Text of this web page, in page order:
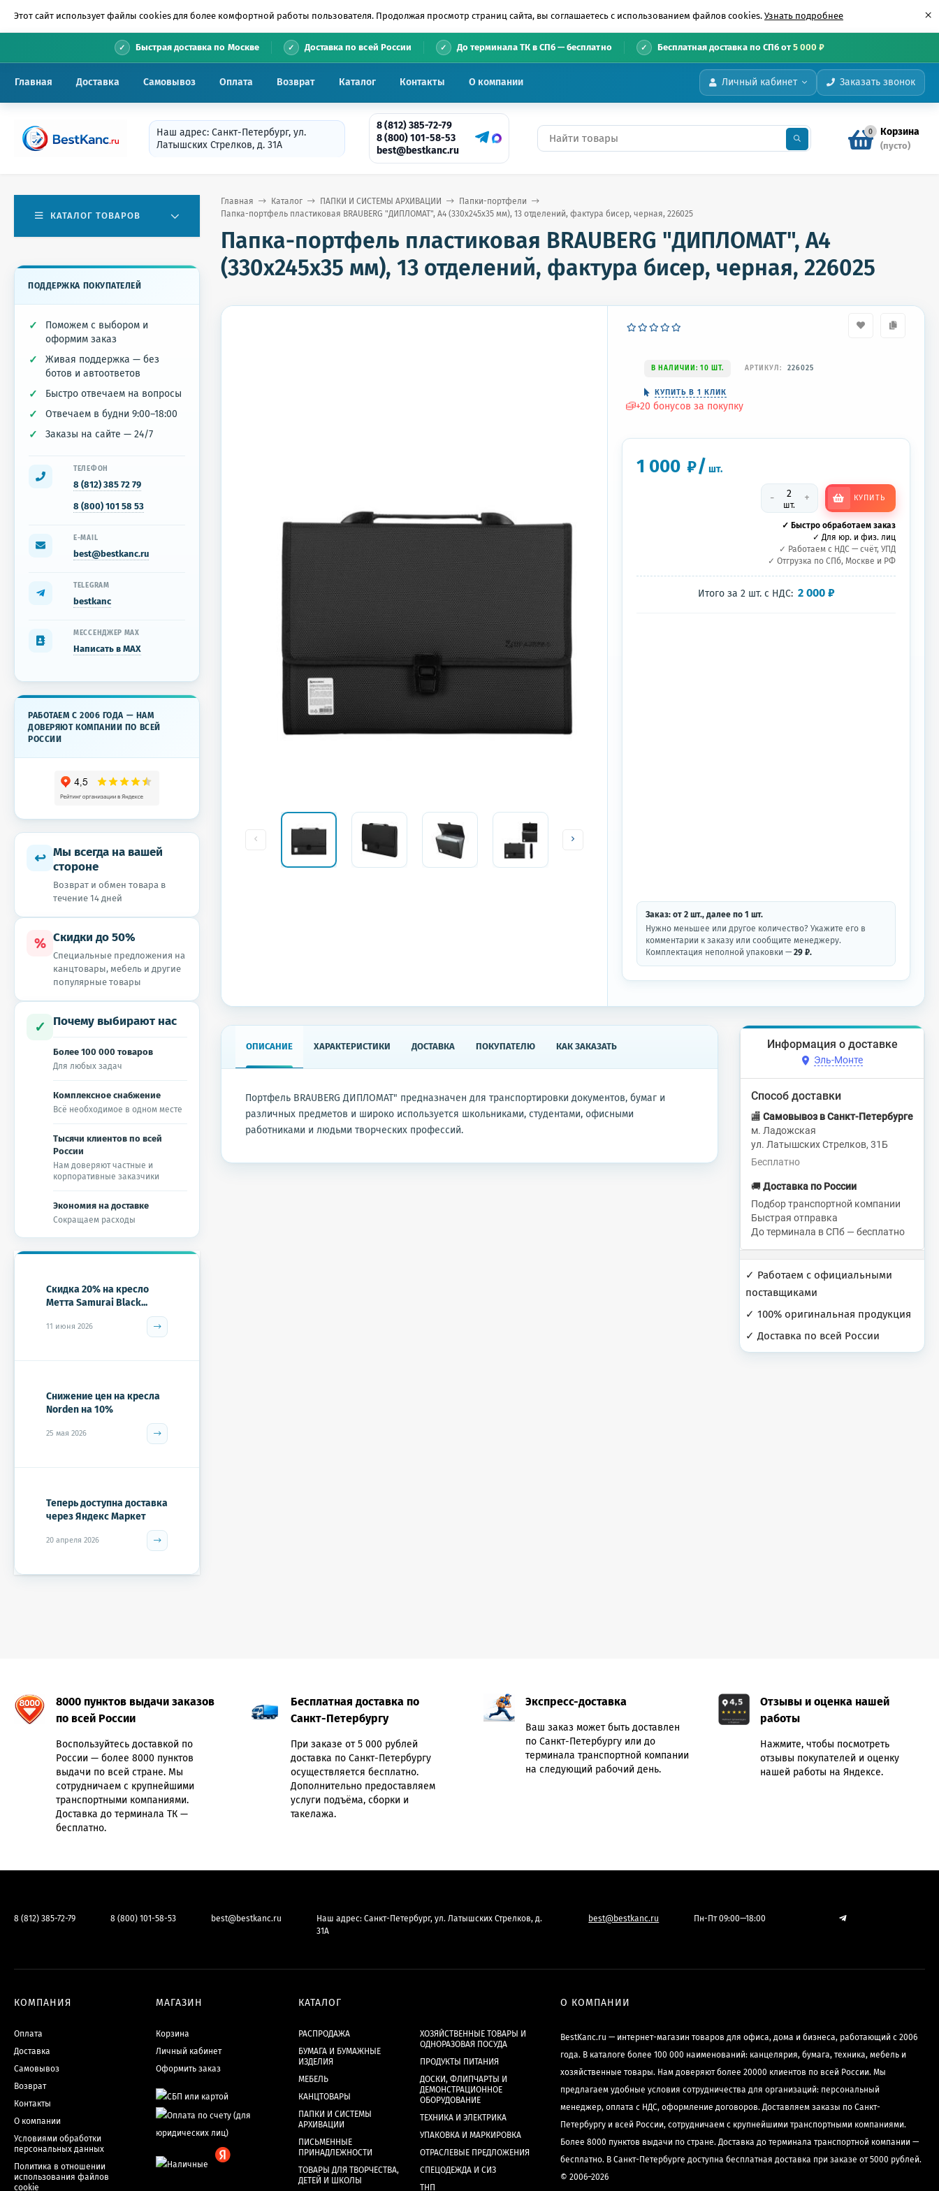
Этот сайт использует файлы cookies для более комфортной работы пользователя. Продолжая просмотр страниц сайта, вы соглашаетесь с использованием файлов cookies. Узнать подробнее ×
Быстрая доставка по Москве Доставка по всей России До терминала ТК в СПб — бесплатно Бесплатная доставка по СПб от5 000 ₽
Личный кабинет Заказать звонок
Главная Доставка Самовывоз Оплата Возврат Каталог Контакты О компании
Наш адрес: Санкт-Петербург, ул.
Латышских Стрелков, д. 31А
8 (812) 385-72-79
8 (800) 101-58-53
best@bestkanc.ru
0 Корзина
(пусто)
Главная Каталог ПАПКИ И СИСТЕМЫ АРХИВАЦИИ
Папки-портфели
Папка-портфель пластиковая BRAUBERG "ДИПЛОМАТ", А4 (330х245х35 мм), 13 отделений, фактура бисер, черная, 226025
Папка-портфель пластиковая BRAUBERG "ДИПЛОМАТ", А4
(330х245х35 мм), 13 отделений, фактура бисер, черная, 226025
В НАЛИЧИИ: 10 ШТ. АРТИКУЛ: 226025
КУПИТЬ В 1 КЛИК
+20 бонусов за покупку
1 000 ₽/ шт.
-
шт.
+ КУПИТЬ
✓ Быстро обработаем заказ
✓ Для юр. и физ. лиц
✓ Работаем с НДС — счёт, УПД
✓ Отгрузка по СПб, Москве и РФ
Итого за 2 шт.с НДС: 2 000 ₽
Заказ: от2 шт., далее по1 шт.
Нужно меньшее или другое количество? Укажите его в
комментарии к заказу или сообщите менеджеру.
Комплектация неполной упаковки —29 ₽.
ОПИСАНИЕ ХАРАКТЕРИСТИКИ ДОСТАВКА ПОКУПАТЕЛЮ КАК ЗАКАЗАТЬ
Портфель BRAUBERG ДИПЛОМАТ" предназначен для транспортировки документов, бумаг и
различных предметов и широко используется школьниками, студентами, офисными
работниками и людьми творческих профессий.
Информация о доставке
Эль-Монте
Способ доставки
🏬 Самовывоз в Санкт-Петербурге
м. Ладожская
ул. Латышских Стрелков, 31Б
Бесплатно
🚚 Доставка по России
Подбор транспортной компании
Быстрая отправка
До терминала в СПб — бесплатно
✓ Работаем с официальными
поставщиками
✓ 100% оригинальная продукция
✓ Доставка по всей России
КАТАЛОГ ТОВАРОВ
ПОДДЕРЖКА ПОКУПАТЕЛЕЙ
Поможем с выбором и
оформим заказ
Живая поддержка — без
ботов и автоответов
Быстро отвечаем на вопросы
Отвечаем в будни 9:00–18:00
Заказы на сайте — 24/7
ТЕЛЕФОН
8 (812) 385 72 79
8 (800) 101 58 53
E-MAIL
best@bestkanc.ru
TELEGRAM
bestkanc
МЕССЕНДЖЕР MAX
Написать в MAX
РАБОТАЕМ С 2006 ГОДА — НАМ
ДОВЕРЯЮТ КОМПАНИИ ПО ВСЕЙ
РОССИИ
↩ Мы всегда на вашей
стороне
Возврат и обмен товара в
течение 14 дней
% Скидки до 50%
Специальные предложения на
канцтовары, мебель и другие
популярные товары
✓ Почему выбирают нас
Более 100 000 товаров
Для любых задач
Комплексное снабжение
Всё необходимое в одном месте
Тысячи клиентов по всей
России
Нам доверяют частные и
корпоративные заказчики
Экономия на доставке
Сокращаем расходы
Скидка 20% на кресло
Метта Samurai Black...
11 июня 2026
Снижение цен на кресла
Norden на 10%
25 мая 2026
Теперь доступна доставка
через Яндекс Маркет
20 апреля 2026
8000 пунктов выдачи заказов
по всей России
Воспользуйтесь доставкой по
России — более 8000 пунктов
выдачи по всей стране. Мы
сотрудничаем с крупнейшими
транспортными компаниями.
Доставка до терминала ТК —
бесплатно.
Бесплатная доставка по
Санкт-Петербургу
При заказе от 5 000 рублей
доставка по Санкт-Петербургу
осуществляется бесплатно.
Дополнительно предоставляем
услуги подъёма, сборки и
такелажа.
Экспресс-доставка
Ваш заказ может быть доставлен
по Санкт-Петербургу или до
терминала транспортной компании
на следующий рабочий день.
Отзывы и оценка нашей
работы
Нажмите, чтобы посмотреть
отзывы покупателей и оценку
нашей работы на Яндексе.
8 (812) 385-72-79 8 (800) 101-58-53 best@bestkanc.ru
Наш адрес: Санкт-Петербург, ул. Латышских Стрелков, д.
31А
best@bestkanc.ru Пн-Пт 09:00—18:00
КОМПАНИЯ
Оплата
Доставка
Самовывоз
Возврат
Контакты
О компании
Условиями обработки
персональных данных
Политика в отношении
использования файлов
cookie
МАГАЗИН
Корзина
Личный кабинет
Оформить заказ
КАТАЛОГ
РАСПРОДАЖА
БУМАГА И БУМАЖНЫЕ
ИЗДЕЛИЯ
МЕБЕЛЬ
КАНЦТОВАРЫ
ПАПКИ И СИСТЕМЫ
АРХИВАЦИИ
ПИСЬМЕННЫЕ
ПРИНАДЛЕЖНОСТИ
ТОВАРЫ ДЛЯ ТВОРЧЕСТВА,
ДЕТЕЙ И ШКОЛЫ
ХОЗЯЙСТВЕННЫЕ ТОВАРЫ И
ОДНОРАЗОВАЯ ПОСУДА
ПРОДУКТЫ ПИТАНИЯ
ДОСКИ, ФЛИПЧАРТЫ И
ДЕМОНСТРАЦИОННОЕ
ОБОРУДОВАНИЕ
ТЕХНИКА И ЭЛЕКТРИКА
УПАКОВКА И МАРКИРОВКА
ОТРАСЛЕВЫЕ ПРЕДЛОЖЕНИЯ
СПЕЦОДЕЖДА И СИЗ
ТНП
О КОМПАНИИ
BestKanc.ru — интернет-магазин товаров для офиса, дома и бизнеса, работающий с 2006
года. В каталоге более 100 000 наименований: канцелярия, бумага, техника, мебель и
хозяйственные товары. Нам доверяют более 20000 клиентов по всей России. Мы
предлагаем удобные условия сотрудничества для организаций: персональный
менеджер, оплата с НДС, оформление договоров. Доставляем заказы по Санкт-
Петербургу и всей России, сотрудничаем с крупнейшими транспортными компаниями.
Более 8000 пунктов выдачи по стране. Доставка до терминала транспортной компании —
бесплатно. В Санкт-Петербурге доступна бесплатная доставка при заказе от 5000 рублей.
© 2006–2026